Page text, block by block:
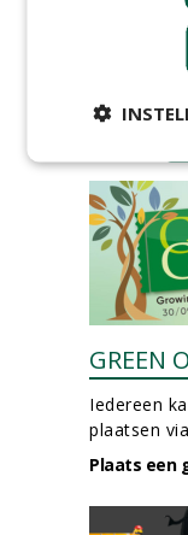
GREEN
Iedereen
plaatsen
Plaats een